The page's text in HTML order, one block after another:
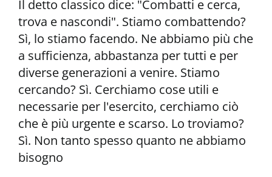
Il detto classico dice: "Combatti e cerca,
trova e nascondi". Stiamo combattendo?
Sì, lo stiamo facendo. Ne abbiamo più che
a sufficienza, abbastanza per tutti e per
diverse generazioni a venire. Stiamo
cercando? Sì. Cerchiamo cose utili e
necessarie per l'esercito, cerchiamo ciò
che è più urgente e scarso. Lo troviamo?
Sì. Non tanto spesso quanto ne abbiamo
bisogno